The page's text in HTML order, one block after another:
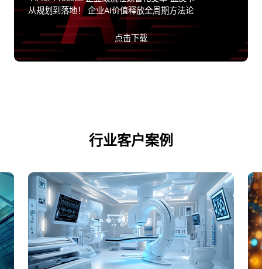
从规划到落地！ 企业AI价值释放全周期方法论
点击下载
行业客户案例